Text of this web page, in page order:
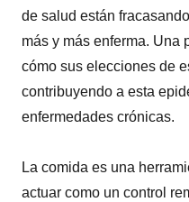
de salud están
más y más enferma. Una
cómo sus elecciones de
contribuyendo a esta
enfermedades crónicas.
La comida es una
actuar como un control